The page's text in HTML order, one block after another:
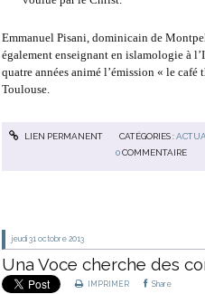
Emmanuel Pisani, dominicain de
également enseignant en islamologie à
quatre années animé l’émission « le
Toulouse.
LIEN PERMANENT CATÉGORIES :
0 COMMENTAIRE
jeudi 31 octobre 2013
Una Voce cherche des
IMPRIMER Share